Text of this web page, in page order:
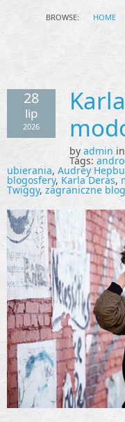
Contact
BROWSE: HOME
28
lip
2026
by admin in
Tags:
ubierania, Audrey
blogosfery, Karla Deras,
Twiggy, zagraniczne